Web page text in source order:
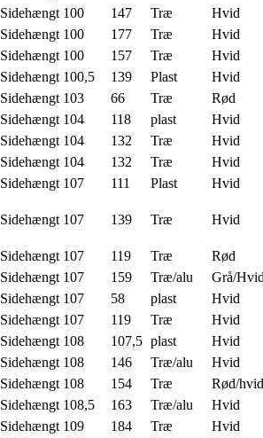
Sidehængt 100 147 Træ
Hvid
Sidehængt 100 177 Træ
Hvid
Sidehængt 100 157 Træ
Hvid
Sidehængt 100,5 139 Plast
Hvid
Sidehængt 103 66 Træ
Rød
Sidehængt 104 118 plast
Hvid
Sidehængt 104 132 Træ
Hvid
Sidehængt 104 132 Træ
Hvid
Sidehængt 107 111 Plast Hvid
Sidehængt 107 139 Træ Hvid
Sidehængt 107 119 Træ
Rød
Sidehængt 107 159 Træ/alu
Grå/
Sidehængt 107 58 plast
Hvid
Sidehængt 107 119 Træ
Hvid
Sidehængt 108 107,5 plast
Hvid
Sidehængt 108 146 Træ/alu
Hvid
Sidehængt 108 154 Træ
Rød/hvid
Sidehængt 108,5 163 Træ/alu
Hvid
Sidehængt 109 184 Træ
Hvid